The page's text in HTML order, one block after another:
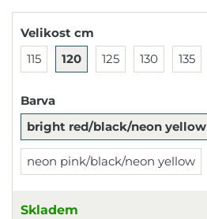
Velikost cm
115
120 125 130 135
Barva
bright red/black/neon yellow
neon pink/black/neon yellow
Skladem